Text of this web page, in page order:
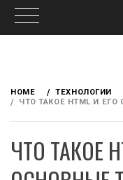
content
HOME
ТЕХНОЛОГИИ
ЧТО ТАКОЕ HTML И ЕГО
ЧТО ТАКОЕ